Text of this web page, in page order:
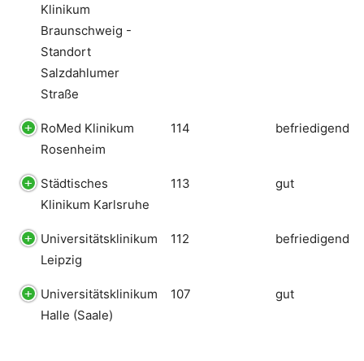
Klinikum
Braunschweig -
Standort
Salzdahlumer
Straße
RoMed Klinikum
Rosenheim
114 befriedigend
Städtisches
Klinikum Karlsruhe
113 gut
Universitätsklinikum
Leipzig
112 befriedigend
Universitätsklinikum
Halle (Saale)
107 gut